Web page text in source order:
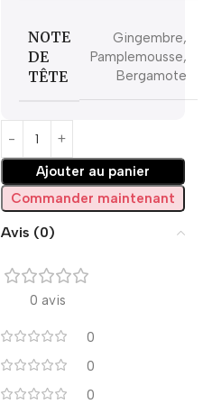
NOTE
DE
TÊTE
Gingembre,
Pamplemousse,
Bergamote
Ajouter au panier
Commander maintenant
Avis (0)
0 avis
0
0
0